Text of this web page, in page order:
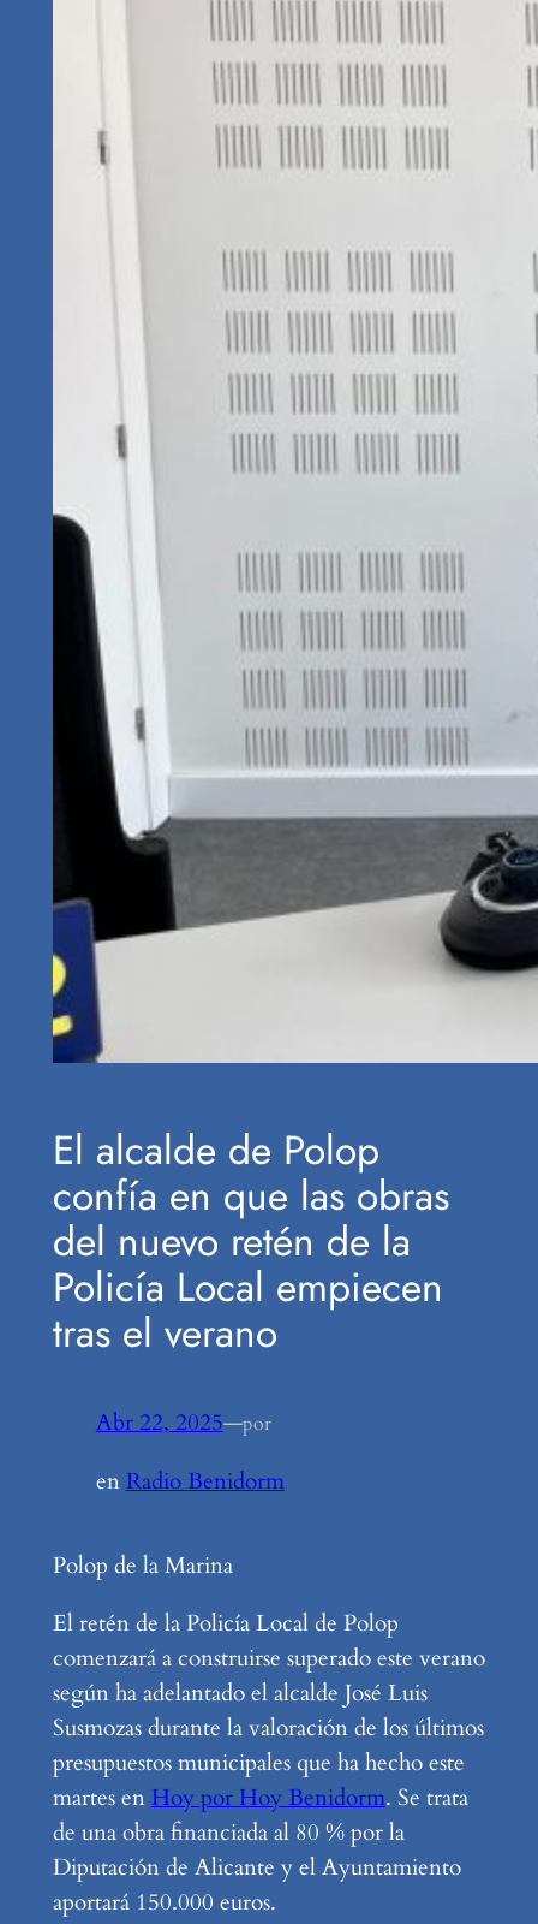
El alcalde de Polop
confía en que las obras
del nuevo retén de la
Policía Local empiecen
tras el verano
Abr 22, 2025—por
en Radio Benidorm
Polop de la Marina
El retén de la Policía Local de Polop
comenzará a construirse superado este verano
según ha adelantado el alcalde José Luis
Susmozas durante la valoración de los últimos
presupuestos municipales que ha hecho este
martes enHoy por Hoy Benidorm. Se trata
de una obra financiada al 80 % por la
Diputación de Alicante y el Ayuntamiento
aportará 150.000 euros.